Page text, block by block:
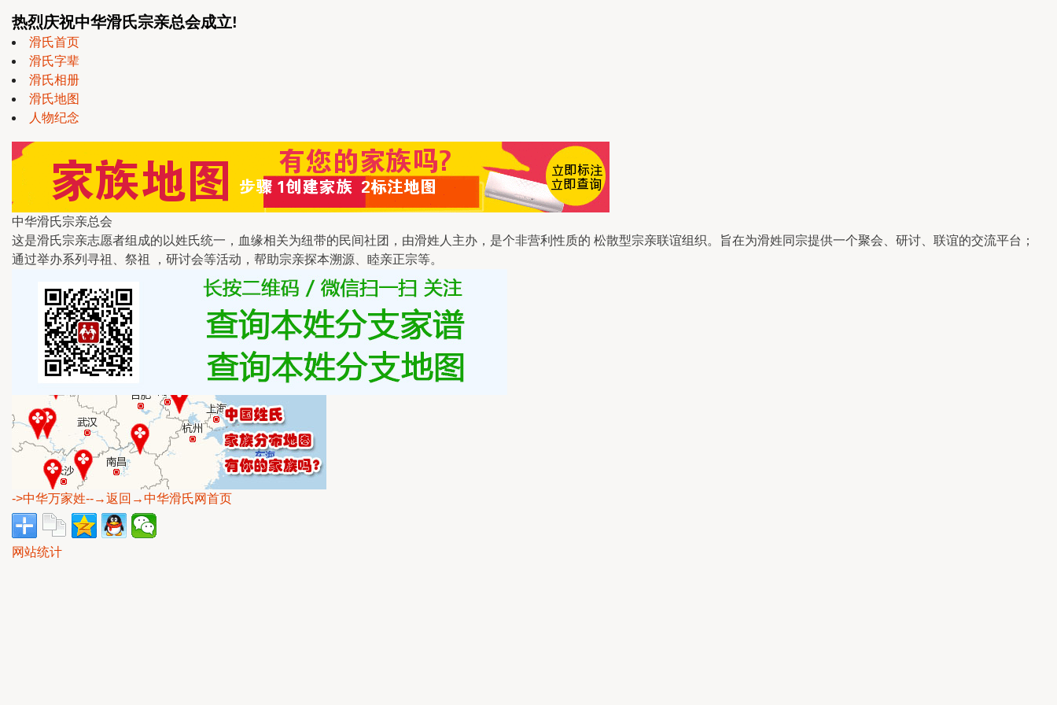
热烈庆祝中华滑氏宗亲总会成立!
滑氏首页
滑氏字辈
滑氏相册
滑氏地图
人物纪念
中华滑氏宗亲总会
这是滑氏宗亲志愿者组成的以姓氏统一，血缘相关为纽带的民间社团，由滑姓人主办，是个非营利性质的 松散型宗亲联谊组织。旨在为滑姓同宗提供一个聚会、研讨、联谊的交流平台；
通过举办系列寻祖、祭祖 ，研讨会等活动，帮助宗亲探本溯源、睦亲正宗等。
->中华万家姓--→返回→中华滑氏网首页
网站统计